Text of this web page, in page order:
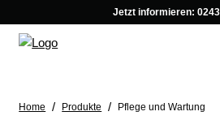
Jetzt informieren:
Home / Produkte / Pflege und Wartung